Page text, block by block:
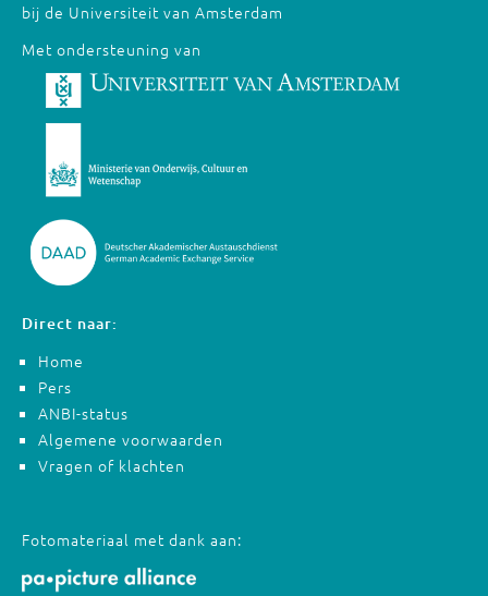
bij de Universiteit van Amsterdam
Met ondersteuning van
Direct naar:
Home
Pers
ANBI-status
Algemene voorwaarden
Vragen of klachten
Fotomateriaal met dank aan: